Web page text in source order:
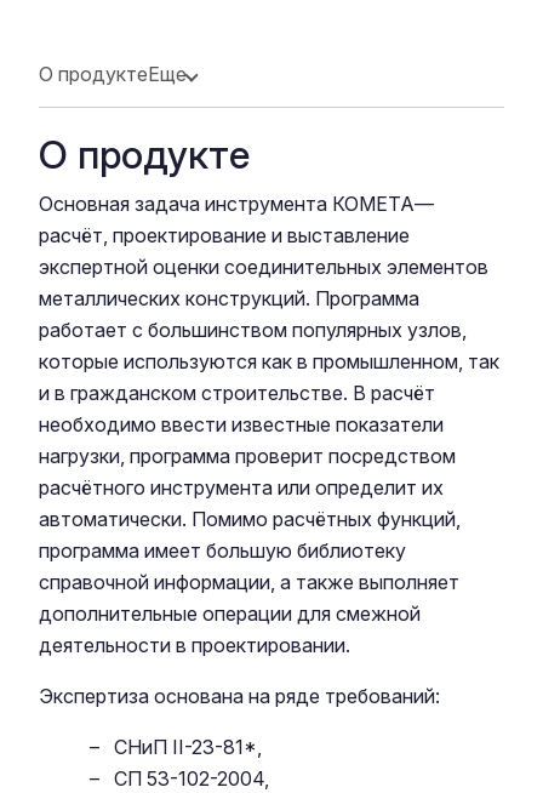
О продуктеЕще
О продукте
Основная задача инструмента КОМЕТА—
расчёт, проектирование и выставление
экспертной оценки соединительных элементов
металлических конструкций. Программа
работает с большинством популярных узлов,
которые используются как в промышленном, так
и в гражданском строительстве. В расчёт
необходимо ввести известные показатели
нагрузки, программа проверит посредством
расчётного инструмента или определит их
автоматически. Помимо расчётных функций,
программа имеет большую библиотеку
справочной информации, а также выполняет
дополнительные операции для смежной
деятельности в проектировании.
Экспертиза основана на ряде требований:
СНиП II-23-81*,
СП 53-102-2004,